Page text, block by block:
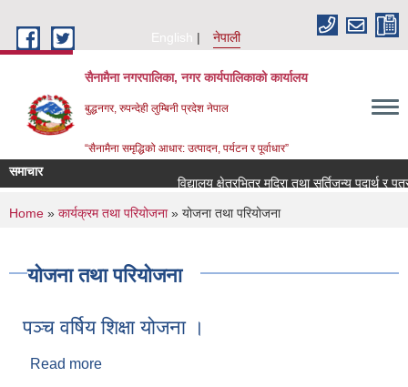
English
नेपाली
सैनामैना नगरपालिका, नगर कार्यपालिकाको कार्यालय
बुद्धनगर, रुपन्देही लुम्बिनी प्रदेश नेपाल
“सैनामैना समृद्धिको आधार: उत्पादन, पर्यटन र पूर्वाधार”
समाचार
विद्यालय क्षेत्रभित्र मदिरा तथा सुर्तिजन्य पदार्थ र
You are here
Home » कार्यक्रम तथा परियोजना» योजना तथा परियोजना
योजना तथा परियोजना
पञ्च वर्षिय शिक्षा योजना ।
Read more